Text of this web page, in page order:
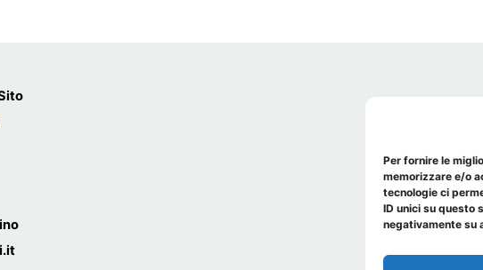
Per fornire le
memorizzare e/o
tecnologie ci
ID unici su questo
negativamente su